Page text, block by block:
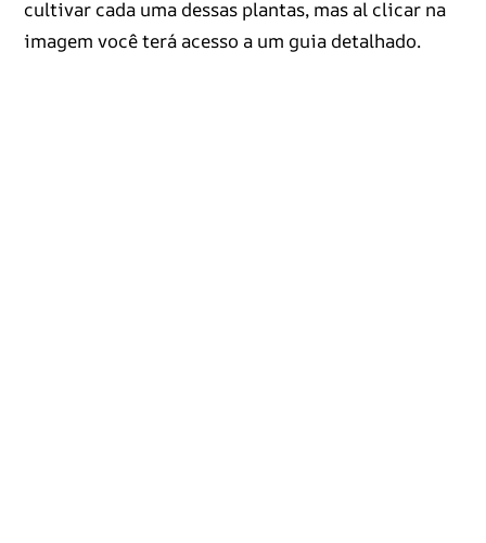
cultivar cada uma dessas plantas, mas al clicar na
imagem você terá acesso a um guia detalhado.